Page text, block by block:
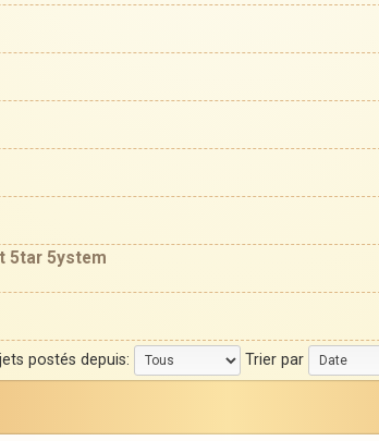
5tar 5ystem
postés depuis: Trier par